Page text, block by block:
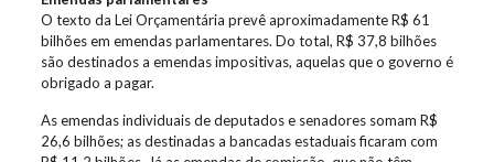
O texto da Lei Orçamentária prevê aproximadamente R$ 61
bilhões em emendas parlamentares. Do total, R$ 37,8 bilhões
são destinados a emendas impositivas, aquelas que o governo é
obrigado a pagar.
As emendas individuais de deputados e senadores somam R$
26,6 bilhões; as destinadas a bancadas estaduais ficaram com